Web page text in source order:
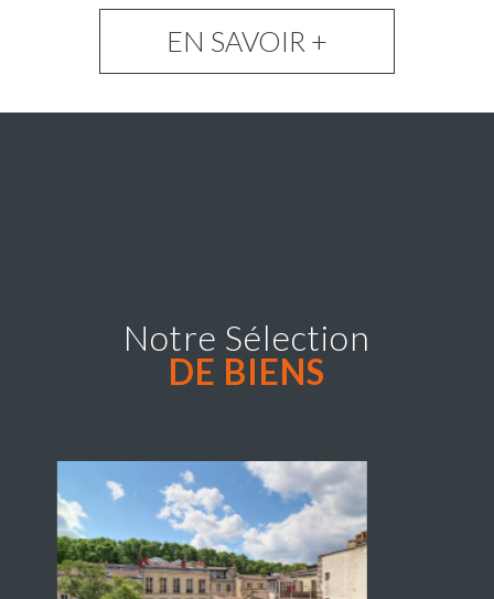
EN SAVOIR +
Notre Sélection
DE BIENS